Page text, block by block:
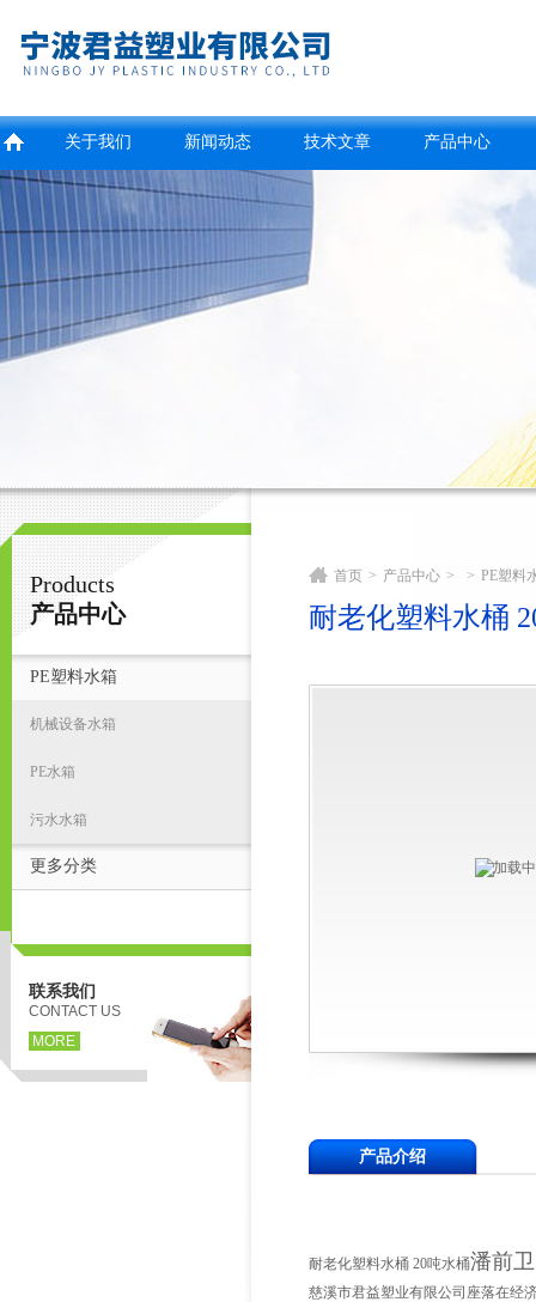
宁波君益塑业有限公司
关于我们 新闻动态 技术文章 产品中心
Products
产品中心
PE塑料水箱
机械设备水箱
PE水箱
污水水箱
更多分类
联系我们
CONTACT US
MORE
首页 > 产品中心 > > PE塑料
耐老化塑料水桶
产品介绍
耐老化塑料水桶 20吨水桶潘前
慈溪市君益塑业有限公司座落在经